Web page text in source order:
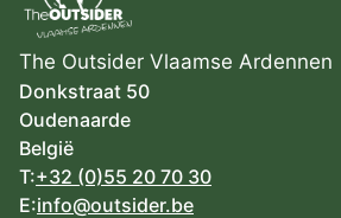
The Outsider Vlaamse Ardennen
Donkstraat 50
Oudenaarde
België
T:+32 (0)55 20 70 30
E:info@outsider.be